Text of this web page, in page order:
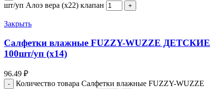
шт/уп Алоэ вера (х22) клапан
Закрыть
Салфетки влажные FUZZY-WUZZE ДЕТСКИЕ
100шт/уп (х14)
96.49 ₽
Количество товара Салфетки влажные FUZZY-WUZZE